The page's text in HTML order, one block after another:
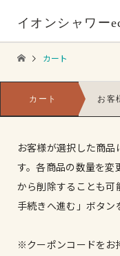
イオンシャワー
カート
カート お客
お客様が選択した商
す。各商品の数量を変
から削除することも可
手続きへ進む」ボタン
※クーポンコードをお